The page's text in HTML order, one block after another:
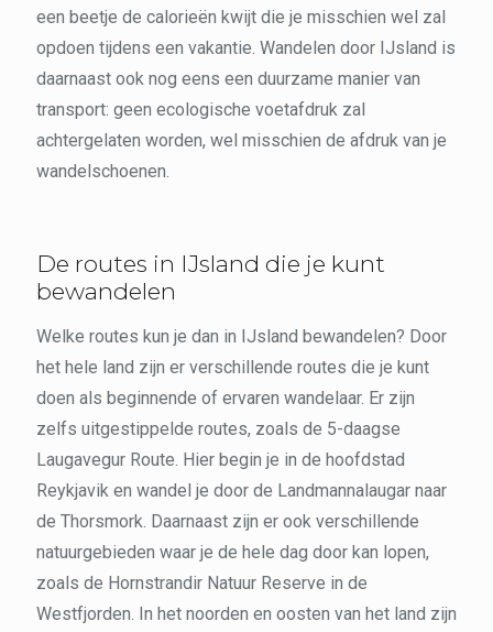
een beetje de calorieën kwijt die je misschien wel zal
opdoen tijdens een vakantie. Wandelen door IJsland is
daarnaast ook nog eens een duurzame manier van
transport: geen ecologische voetafdruk zal
achtergelaten worden, wel misschien de afdruk van je
wandelschoenen.
De routes in IJsland die je kunt
bewandelen
Welke routes kun je dan in IJsland bewandelen? Door
het hele land zijn er verschillende routes die je kunt
doen als beginnende of ervaren wandelaar. Er zijn
zelfs uitgestippelde routes, zoals de 5-daagse
Laugavegur Route. Hier begin je in de hoofdstad
Reykjavik en wandel je door de Landmannalaugar naar
de Thorsmork. Daarnaast zijn er ook verschillende
natuurgebieden waar je de hele dag door kan lopen,
zoals de Hornstrandir Natuur Reserve in de
Westfjorden. In het noorden en oosten van het land zijn